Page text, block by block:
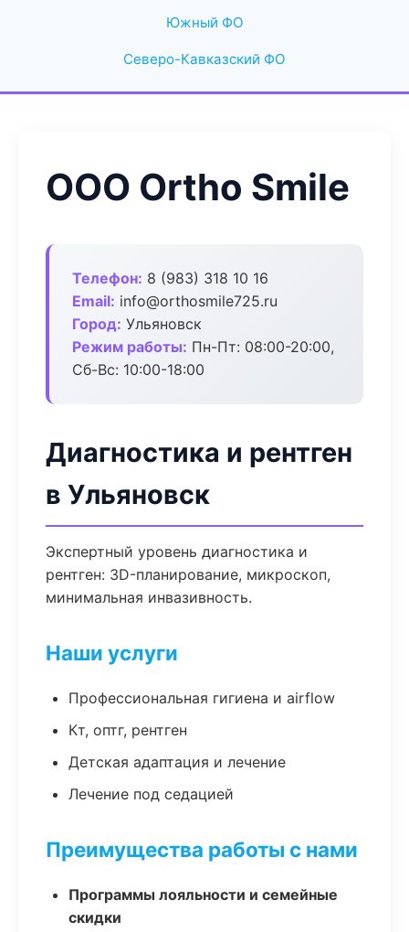
Южный ФО
Северо-Кавказский ФО
ООО Ortho Smile
Телефон: 8 (983) 318 10 16
Email: info@orthosmile725.ru
Город: Ульяновск
Режим работы: Пн-Пт: 08:00-20:00,
Сб-Вс: 10:00-18:00
Диагностика и рентген
в Ульяновск
Экспертный уровень диагностика и
рентген: 3D-планирование, микроскоп,
минимальная инвазивность.
Наши услуги
Профессиональная гигиена и airflow
Кт, оптг, рентген
Детская адаптация и лечение
Лечение под седацией
Преимущества работы с нами
Программы лояльности и семейные
скидки